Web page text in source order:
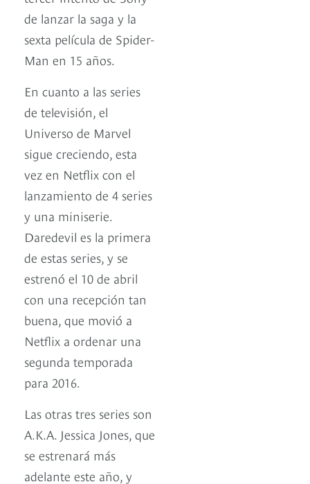
de lanzar la saga y la
sexta película de Spider-
Man en 15 años.
En cuanto a las series
de televisión, el
Universo de Marvel
sigue creciendo, esta
vez en Netflix con el
lanzamiento de 4 series
y una miniserie.
Daredevil es la primera
de estas series, y se
estrenó el 10 de abril
con una recepción tan
buena, que movió a
Netflix a ordenar una
segunda temporada
para 2016.
Las otras tres series son
A.K.A. Jessica Jones, que
se estrenará más
adelante este año, y